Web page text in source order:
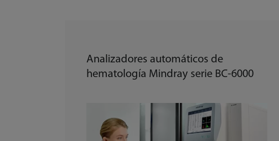
Analizadores automáticos de
hematología Mindray serie BC-6000